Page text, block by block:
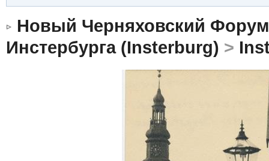
Новый Черняховский Форум
Инстербурга (Insterburg) >